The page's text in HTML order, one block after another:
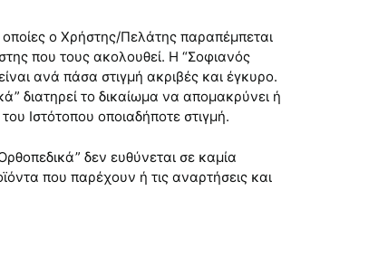
οποίες ο Χρήστης/Πελάτης παραπέμπεται
που τους ακολουθεί. Η “Σοφιανός
ανά πάσα στιγμή ακριβές και έγκυρο.
διατηρεί το δικαίωμα να απομακρύνει ή
Ιστότοπου οποιαδήποτε στιγμή.
δεν ευθύνεται σε καμία
που παρέχουν ή τις αναρτήσεις και